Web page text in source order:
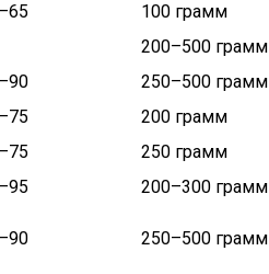
100 грамм
200–500 грамм
250–500 грамм
200 грамм
250 грамм
200–300 грамм
250–500 грамм